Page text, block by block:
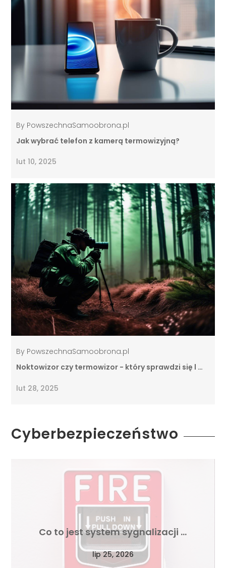
By PowszechnaSamoobrona.pl
Jak wybrać telefon z kamerą termowizyjną?
lut 10, 2025
By PowszechnaSamoobrona.pl
Noktowizor czy termowizor - który sprawdzi się l …
lut 28, 2025
Cyberbezpieczeństwo
Co to jest system sygnalizacji …
lip 25, 2026